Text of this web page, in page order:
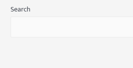
Search